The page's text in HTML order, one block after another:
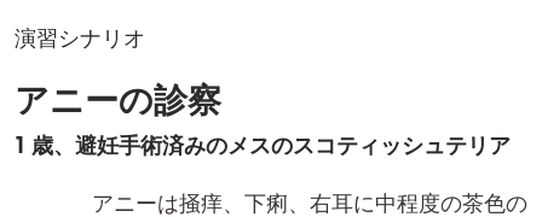
演習シナリオ
アニーの診察
1 歳、避妊手術済みのメスのスコティッシュテリア
アニーは掻痒、下痢、右耳に中程度の茶色の